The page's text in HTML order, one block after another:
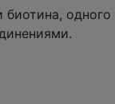
одного